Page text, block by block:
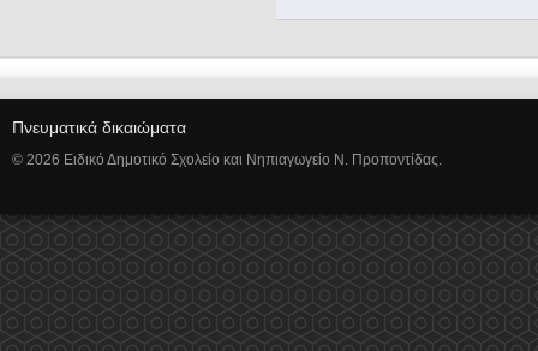
Πνευματικά δικαιώματα
© 2026 Ειδικό Δημοτικό Σχολείο και Νηπιαγωγείο Ν. Προποντίδας.